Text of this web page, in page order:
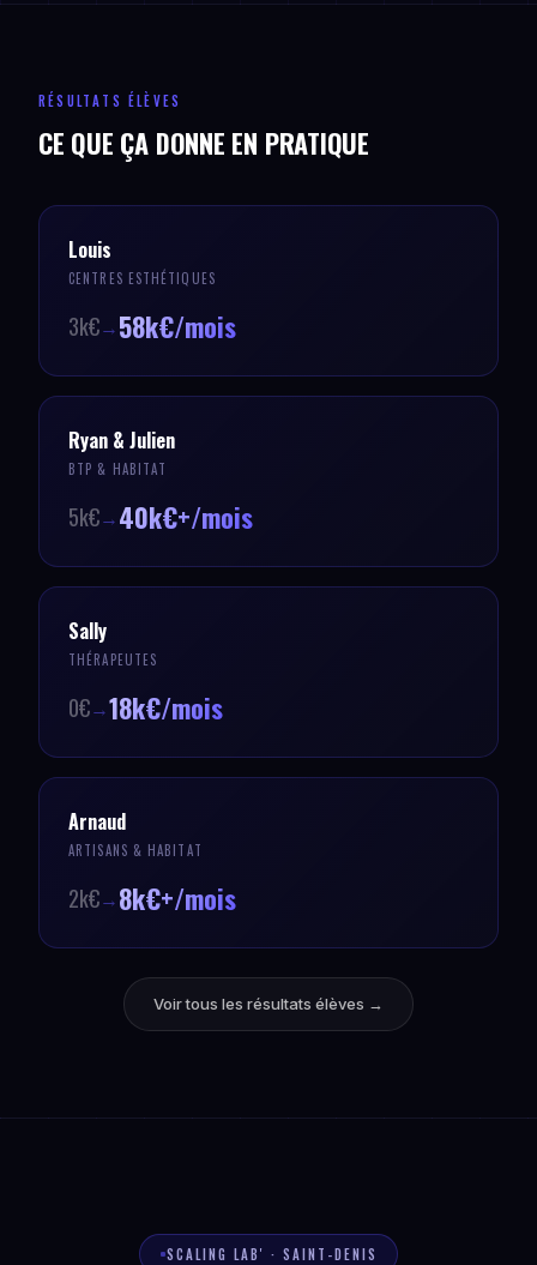
RÉSULTATS ÉLÈVES
CE QUE ÇA DONNE EN PRATIQUE
Louis
CENTRES ESTHÉTIQUES
3k€→ 58k€/mois
Ryan & Julien
BTP & HABITAT
5k€→ 40k€+/mois
Sally
THÉRAPEUTES
0€→18k€/mois
Arnaud
ARTISANS & HABITAT
2k€→ 8k€+/mois
Voir tous les résultats élèves →
SCALING LAB' · SAINT-DENIS